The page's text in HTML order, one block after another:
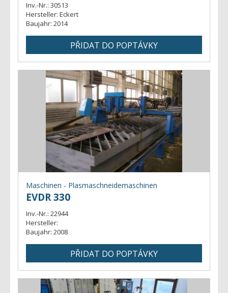
Inv.-Nr.: 30513
Hersteller: Eckert
Baujahr: 2014
Maschinen - Plasmaschneidemaschinen
EVDR 330
Inv.-Nr.: 22944
Hersteller:
Baujahr: 2008